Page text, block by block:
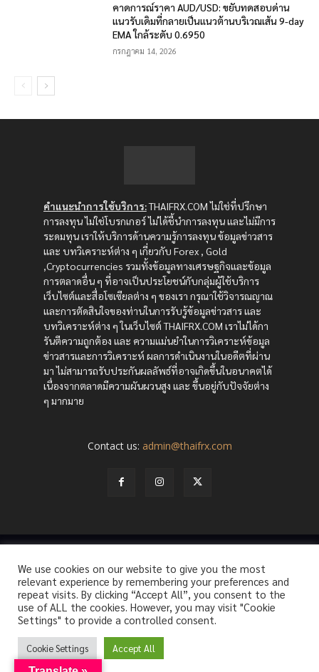
คาดการณ์ราคา AUD/USD: ขยับทดสอบด่าน
แนวรับเดิมที่กลายเป็นแนวต้านบริเวณเส้น 9-day
EMA ใกล้ระดับ 0.6950
กรกฎาคม 14, 2026
คำแนะนำการใช้บริการ:THAIFRX.COM ไม่ใช่ที่ปรึกษา
การลงทุน ไม่ใช่โบรกเกอร์ ไม่ได้ชี้นำการลงทุน และไม่มีการ
ระดมทุน เราให้บริการด้านความรู้การลงทุน ข้อมูลข่าวสาร
และ บทวิเคราะห์ต่าง ๆ เกี่ยวกับ Forex , Gold
,Cryptocurrencies รวมทั้งข้อมูลทางเศรษฐกิจและข้อมูล
การตลาดอื่น ๆ ที่อาจเป็นประโยชน์กับกลุ่มผู้ใช้บริการ
เว็บไซต์และสื่อโซเซียลต่าง ๆ ของเรา กรุณาใช้วิจารณญาณ
และการตัดสินใจของท่านในการรับรู้ข้อมูลข่าวสาร และ
บทวิเคราะห์ต่าง ๆ ในเว็บไซต์ THAIFRX.COM เราไม่ได้กา
รันตีความถูกต้อง และ ความแม่นยำในการวิเคราะห์ข้อมูล
ข่าวสารและการวิเคราะห์ ผลการดำเนินงานในอดีตที่ผ่าน
มา ไม่สามารถรับประกันผลลัพธ์ที่อาจเกิดขึ้นในอนาคตได้
เนื่องจากตลาดมีความผันผวนสูง และ ขึ้นอยู่กับปัจจัยต่าง
ๆ มากมาย
Contact us: admin@thaifrx.com
HOME ANALYSIS BY THAIFRX NEWSTODAY
CRYPTO
KNOWLEDGE
We use cookies on our website to give you the most
relevant experience by remembering your preferences and
repeat visits. By clicking “Accept All”, you consent to the
use of ALL the cookies. However, you may visit "Cookie
Settings" to provide a controlled consent.
Cookie Settings
Accept All